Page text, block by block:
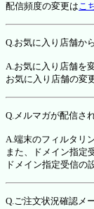
配信頻度の変更はこ
Q.お気に入り店舗か
A.お気に入り店舗を
お気に入り店舗の変
Q.メルマガが配信さ
A.端末のフィルタリ
また、ドメイン指定
ドメイン指定受信の
Q.ご注文状況確認メ